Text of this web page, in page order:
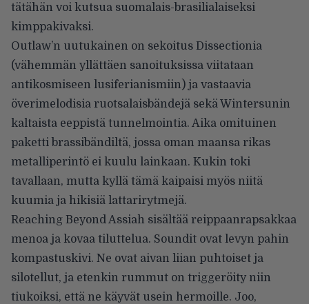
tätähän voi kutsua suomalais-brasilialaiseksi
kimppakivaksi.
Outlaw’n uutukainen on sekoitus Dissectionia
(vähemmän yllättäen sanoituksissa viitataan
antikosmiseen lusiferianismiin) ja vastaavia
överimelodisia ruotsalaisbändejä sekä Wintersunin
kaltaista eeppistä tunnelmointia. Aika omituinen
paketti brassibändiltä, jossa oman maansa rikas
metalliperintö ei kuulu lainkaan. Kukin toki
tavallaan, mutta kyllä tämä kaipaisi myös niitä
kuumia ja hikisiä lattarirytmejä.
Reaching Beyond Assiah sisältää reippaanrapsakkaa
menoa ja kovaa tiluttelua. Soundit ovat levyn pahin
kompastuskivi. Ne ovat aivan liian puhtoiset ja
silotellut, ja etenkin rummut on triggeröity niin
tiukoiksi, että ne käyvät usein hermoille. Joo,